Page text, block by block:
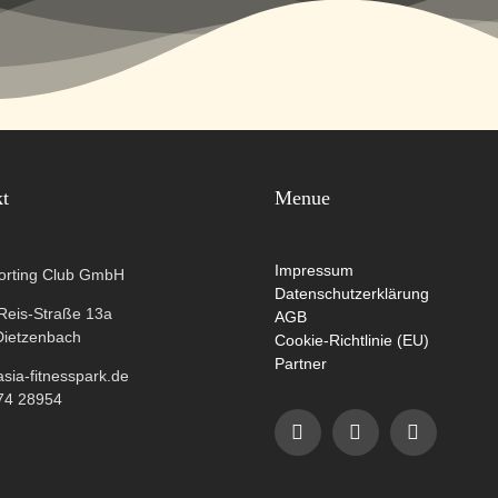
Club GmbH
Straße 13a
fitnesspark.de
28954
Menue
Impressum
Datenschutzerklärung
AGB
Cookie-Richtlinie (EU)
Partner